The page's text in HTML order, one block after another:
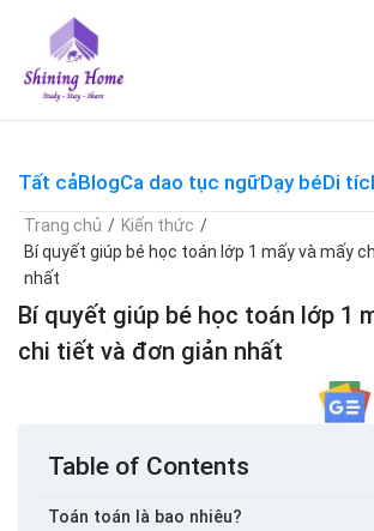
content
Tất cảBlogCa dao tục ngữDạy béDi
Trang chủ / Kiến thức /
Bí quyết giúp bé học toán lớp 1 mấy và mấy
nhất
Bí quyết giúp bé học toán lớp 1
chi tiết và đơn giản nhất
Table of Contents
Toán toán là bao nhiêu?